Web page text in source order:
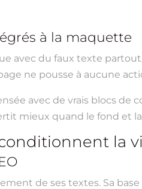
à la maquette
avec du faux texte
ne pousse à aucune
avec de vrais blocs de
mieux quand le fond et
la
de ses textes. Sa